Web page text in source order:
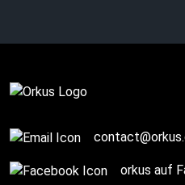
BURN:
orkus auf